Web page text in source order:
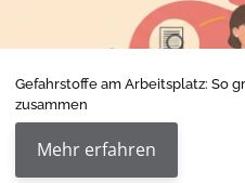
Gefahrstoffe am Arbeitsplatz: So
zusammen
Mehr erfahren